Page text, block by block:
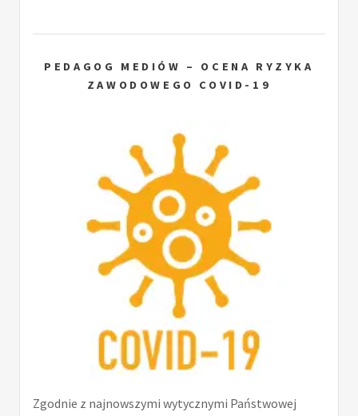
PEDAGOG MEDIÓW – OCENA RYZYKA
ZAWODOWEGO COVID-19
Zgodnie z najnowszymi wytycznymi Państwowej